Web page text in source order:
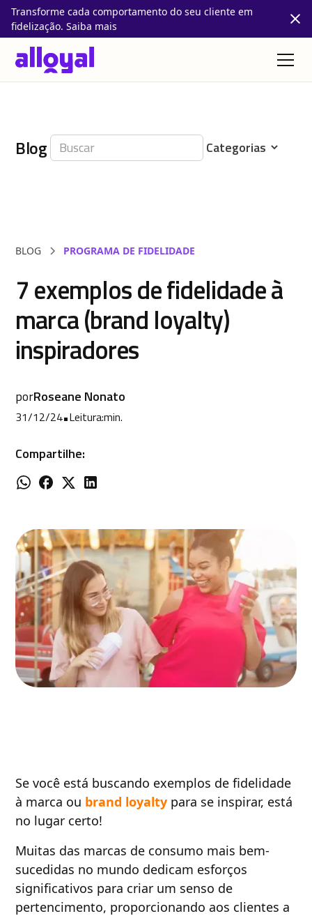
Transforme cada comportamento do seu cliente em
fidelização. Saiba mais
Blog
BLOG PROGRAMA DE FIDELIDADE
7 exemplos de fidelidade à
marca (brand loyalty)
inspiradores
porRoseane Nonato
31/12/24•Leitura:min.
Compartilhe:
Se você está buscando exemplos de fidelidade
à marca ou brand loyalty para se inspirar, está
no lugar certo!
Muitas das marcas de consumo mais bem-
sucedidas no mundo dedicam esforços
significativos para criar um senso de
pertencimento, proporcionando aos clientes a